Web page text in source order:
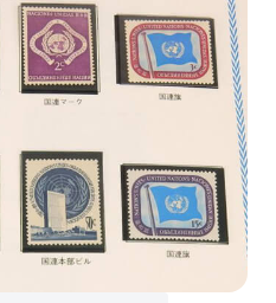
や他のブランド品と
に出す
る
、負担ゼロの「出張買
貼り」でも大丈夫？国
るご質問（FAQ）